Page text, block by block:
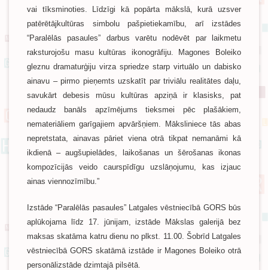
vai tīksminoties. Līdzīgi kā popārta mākslā, kurā uzsver
patērētājkultūras simbolu pašpietiekamību, arī izstādes
“Paralēlās pasaules” darbus varētu nodēvēt par laikmetu
raksturojošu masu kultūras ikonogrāfiju. Magones Boleiko
gleznu dramaturģiju virza spriedze starp virtuālo un dabisko
ainavu – pirmo pieņemts uzskatīt par triviālu realitātes daļu,
savukārt debesis mūsu kultūras apziņā ir klasisks, pat
nedaudz banāls apzīmējums tieksmei pēc plašākiem,
nemateriāliem garīgajiem apvāršņiem. Māksliniece tās abas
nepretstata, ainavas pāriet viena otrā tikpat nemanāmi kā
ikdienā – augšupielādes, laikošanas un šērošanas ikonas
kompozīcijās veido caurspīdīgu uzslāņojumu, kas izjauc
ainas viennozīmību.”
Izstāde “Paralēlās pasaules” Latgales vēstniecībā GORS būs
aplūkojama līdz 17. jūnijam, izstāde Mākslas galerijā bez
maksas skatāma katru dienu no plkst. 11.00. Šobrīd Latgales
vēstniecībā GORS skatāmā izstāde ir Magones Boleiko otrā
personālizstāde dzimtajā pilsētā.